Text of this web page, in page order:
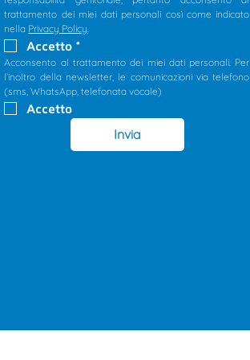
trattamento dei miei dati personali così come indicato
nella Privacy Policy.
Accetto *
Acconsento al trattamento dei miei dati personali. Per
l’inoltro della newsletter, le comunicazioni via telefono
(sms, WhatsApp, telefonata vocale)
Accetto
Invia